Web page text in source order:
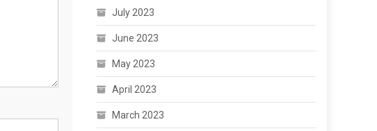
July 2023
June 2023
May 2023
April 2023
March 2023